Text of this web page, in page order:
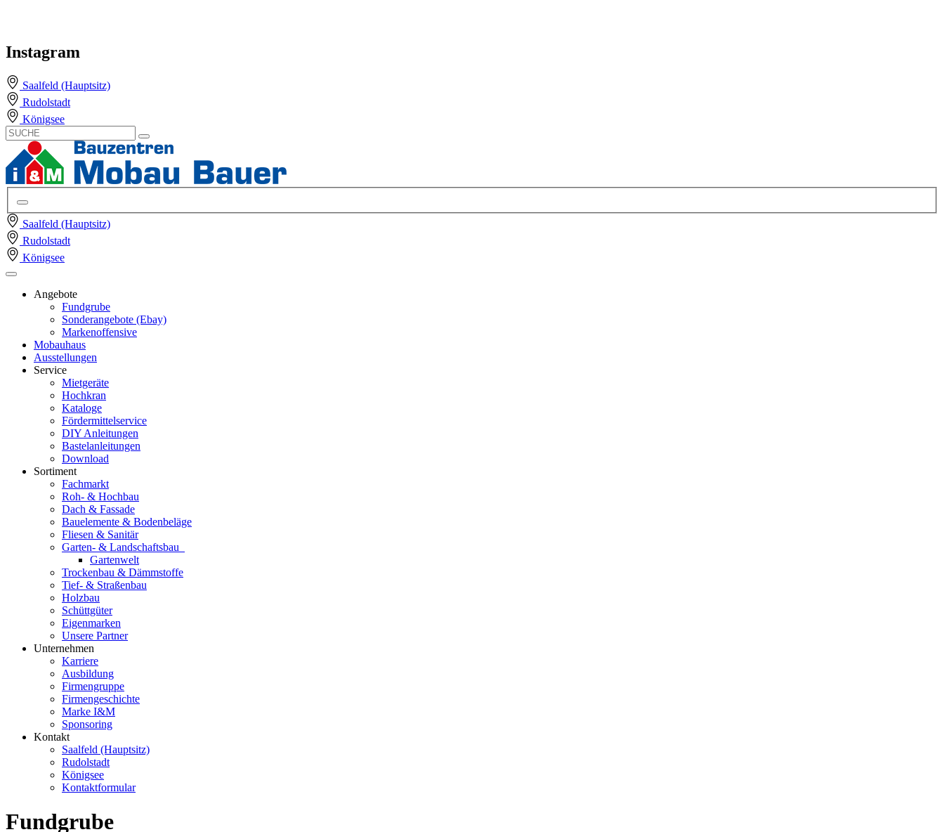
Instagram
Saalfeld (Hauptsitz)
Rudolstadt
Königsee
Saalfeld (Hauptsitz)
Rudolstadt
Königsee
Angebote
Fundgrube
Sonderangebote (Ebay)
Markenoffensive
Mobauhaus
Ausstellungen
Service
Mietgeräte
Hochkran
Kataloge
Fördermittelservice
DIY Anleitungen
Bastelanleitungen
Download
Sortiment
Fachmarkt
Roh- & Hochbau
Dach & Fassade
Bauelemente & Bodenbeläge
Fliesen & Sanitär
Garten- & Landschaftsbau
Gartenwelt
Trockenbau & Dämmstoffe
Tief- & Straßenbau
Holzbau
Schüttgüter
Eigenmarken
Unsere Partner
Unternehmen
Karriere
Ausbildung
Firmengruppe
Firmengeschichte
Marke I&M
Sponsoring
Kontakt
Saalfeld (Hauptsitz)
Rudolstadt
Königsee
Kontaktformular
Fundgrube